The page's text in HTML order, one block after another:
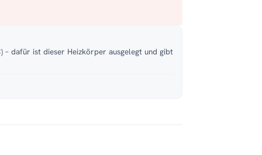
dafür ist dieser Heizkörper ausgelegt und gibt